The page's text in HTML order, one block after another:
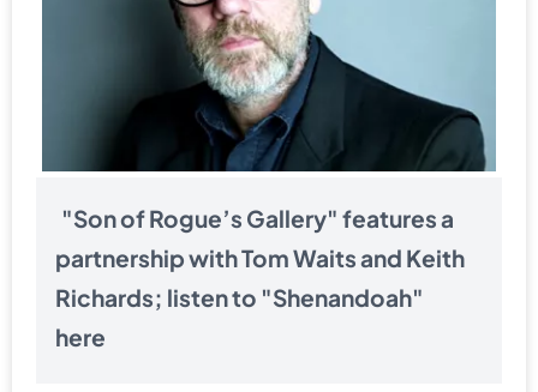
"Son of Rogue’s Gallery" features a
partnership with Tom Waits and Keith
Richards; listen to "Shenandoah"
here